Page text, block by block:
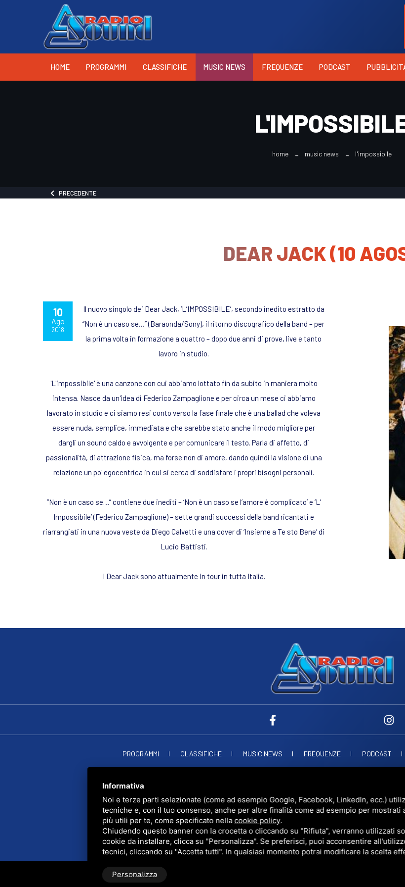
HOME PROGRAMMI CLASSIFICHE MUSIC NEWS FREQUENZE PODCAST
home music news l'impossibile
PRECEDENTE
DEAR JACK (10
10
Ago
2018
Il nuovo singolo dei Dear Jack, ‘L’IMPOSSIBILE’, secondo inedito estratto da
“Non è un caso se…” (Baraonda/Sony), il ritorno discografico della band – per
la prima volta in formazione a quattro – dopo due anni di prove, live e tanto
lavoro in studio.
'L'impossibile' è una canzone con cui abbiamo lottato fin da subito in maniera molto
intensa. Nasce da un'idea di Federico Zampaglione e per circa un mese ci abbiamo
lavorato in studio e ci siamo resi conto verso la fase finale che è una ballad che voleva
essere nuda, semplice, immediata e che sarebbe stato anche il modo migliore per
dargli un sound caldo e avvolgente e per comunicare il testo. Parla di affetto, di
passionalità, di attrazione fisica, ma forse non di amore, dando quindi la visione di una
relazione un po' egocentrica in cui si cerca di soddisfare i propri bisogni personali.
“Non è un caso se…” contiene due inediti – ‘Non è un caso se l’amore è complicato’ e ‘L’
Impossibile’ (Federico Zampaglione) – sette grandi successi della band ricantati e
riarrangiati in una nuova veste da Diego Calvetti e una cover di ‘Insieme a Te sto Bene’ di
Lucio Battisti.
I Dear Jack sono attualmente in tour in tutta Italia.
PROGRAMMI CLASSIFICHE MUSIC NEWS FREQUENZE PODCAST
Informativa
Noi e terze parti selezionate (come ad esempio Google, Facebook, LinkedIn, ecc.)
tecniche e, con il tuo consenso, anche per altre finalità come ad esempio per
più utili per te, come specificato nella cookie policy.
Chiudendo questo banner con la crocetta o cliccando su "Rifiuta", verranno utilizzati
cookie da installare, clicca su "Personalizza". Se preferisci, puoi acconsentire
tecnici, cliccando su "Accetta tutti". In qualsiasi momento potrai modificare la scelta
Personalizza